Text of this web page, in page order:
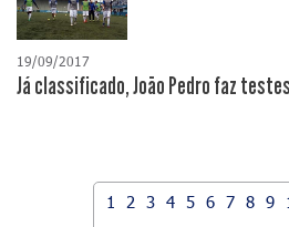
19/09/2017
Já classificado, João Pedro faz
1 2 3 4 5 6 7 8 9